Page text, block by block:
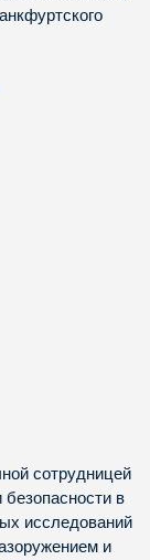
сотрудницей
в
исследований
и